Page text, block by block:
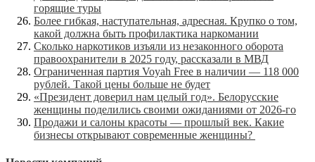
горящие туры
Более гибкая, наступательная, адресная. Крупко о том,
какой должна быть профилактика наркомании
Сколько наркотиков изъяли из незаконного оборота
правоохранители в 2025 году, рассказали в МВД
Ограниченная партия Voyah Free в наличии — 118 000
рублей. Такой цены больше не будет
«Президент доверил нам целый год». Белорусские
женщины поделились своими ожиданиями от 2026-го
Продажи и салоны красоты — прошлый век. Какие
бизнесы открывают современные женщины?